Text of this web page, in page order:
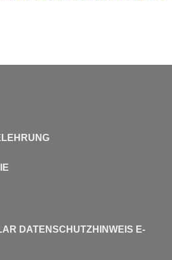
DATENSCHUTZHINWEIS E-